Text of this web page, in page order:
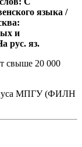
языка /
и
рус. яз.
свыше 20 000
МПГУ (ФИЛН